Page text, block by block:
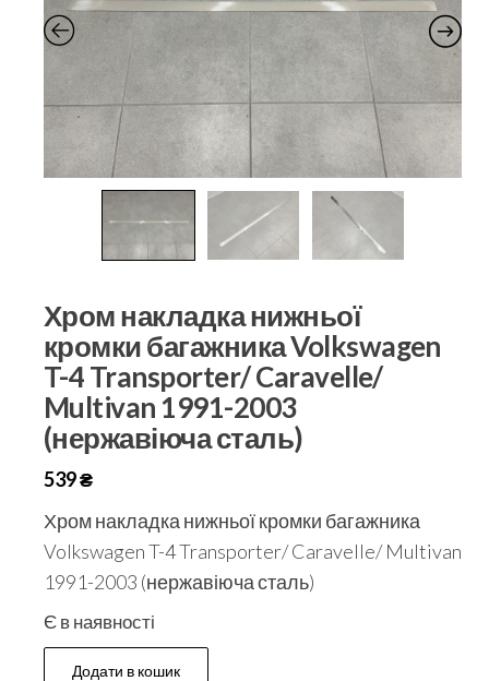
Хром накладка нижньої
кромки багажника Volkswagen
T-4 Transporter/ Caravelle/
Multivan 1991-2003
(нержавіюча сталь)
539₴
Хром накладка нижньої кромки багажника
Volkswagen T-4 Transporter/ Caravelle/ Multivan
1991-2003 (нержавіюча сталь)
Є в наявності
Додати в кошик